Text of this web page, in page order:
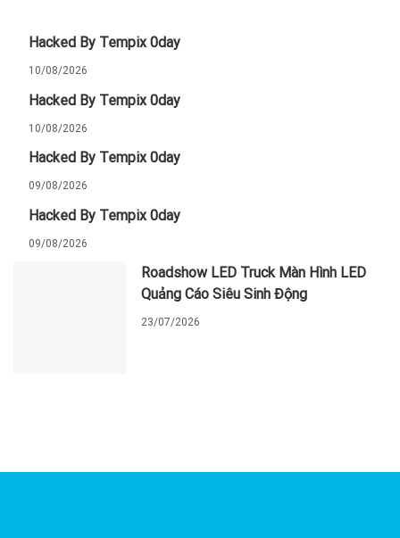
Hacked By Tempix 0day
10/08/2026
Hacked By Tempix 0day
10/08/2026
Hacked By Tempix 0day
09/08/2026
Hacked By Tempix 0day
09/08/2026
Roadshow LED Truck Màn Hình LED
Quảng Cáo Siêu Sinh Động
23/07/2026